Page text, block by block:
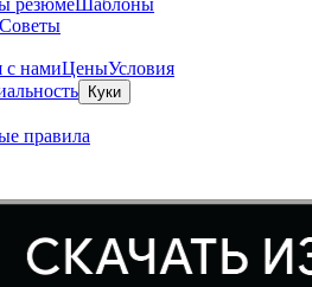
Советы
с намиЦеныУсловия
Куки
правила